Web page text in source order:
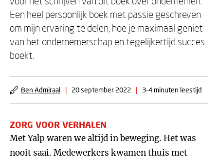
Een heel persoonlijk boek met passie geschreven
om mijn ervaring te delen, hoe je maximaal geniet
van het ondernemerschap en tegelijkertijd succes
boekt.
Ben Admiraal | 20 september 2022 | 3-4 minuten leestijd
ZORG VOOR VERHALEN
Met Yalp waren we altijd in beweging. Het was
nooit saai. Medewerkers kwamen thuis met